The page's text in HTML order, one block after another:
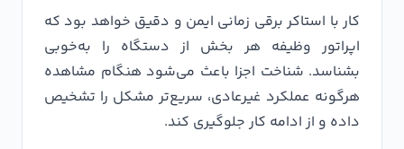
کار با استاکر برقی زمانی ایمن و دقیق خواهد بود که
اپراتور وظیفه هر بخش از دستگاه را به‌خوبی
بشناسد. شناخت اجزا باعث می‌شود هنگام مشاهده
هرگونه عملکرد غیرعادی، سریع‌تر مشکل را تشخیص
داده و از ادامه کار جلوگیری کند.